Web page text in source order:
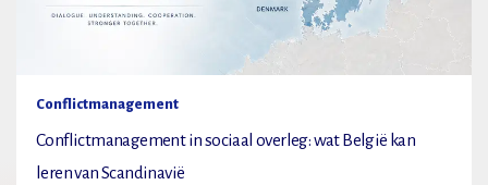
Conflictmanagement
Conflictmanagement in sociaal overleg: wat België kan
leren van Scandinavië